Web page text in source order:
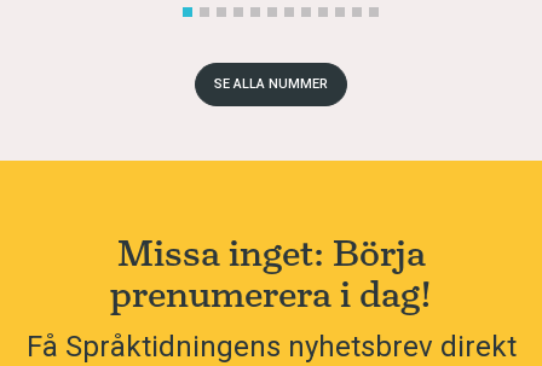
SE ALLA NUMMER
Missa inget: Börja
prenumerera i dag!
Få Språktidningens nyhetsbrev direkt